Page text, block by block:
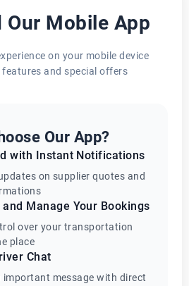
Our Mobile App
on your mobile device
and special offers
Our App?
with Instant Notifications
on supplier quotes and
Manage Your Bookings
over your transportation
place
Chat
important message with direct